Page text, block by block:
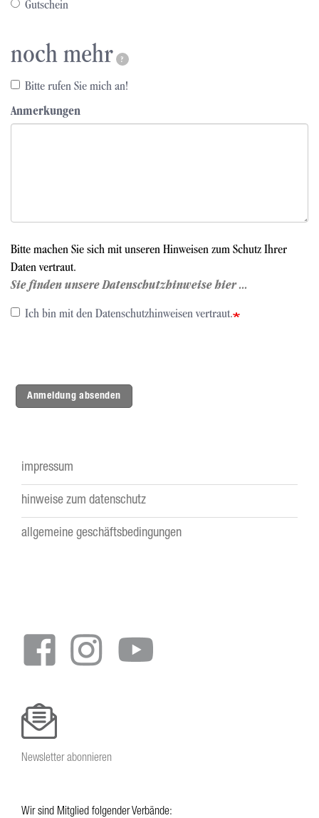
Gutschein
noch mehr ?
Bitte rufen Sie mich an!
Anmerkungen
Bitte machen Sie sich mit unseren Hinweisen zum Schutz Ihrer
Daten vertraut.
Sie finden unsere Datenschutzhinweise hier ...
Ich bin mit den Datenschutzhinweisen vertraut.
Anmeldung absenden
Footer
menu
impressum
hinweise zum datenschutz
allgemeine geschäftsbedingungen
Newsletter abonnieren
Wir sind Mitglied folgender Verbände: